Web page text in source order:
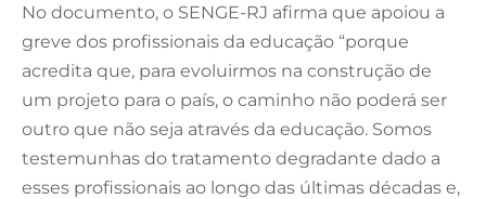
No documento, o SENGE-RJ afirma que apoiou a
greve dos profissionais da educação “porque
acredita que, para evoluirmos na construção de
um projeto para o país, o caminho não poderá ser
outro que não seja através da educação. Somos
testemunhas do tratamento degradante dado a
esses profissionais ao longo das últimas décadas e,